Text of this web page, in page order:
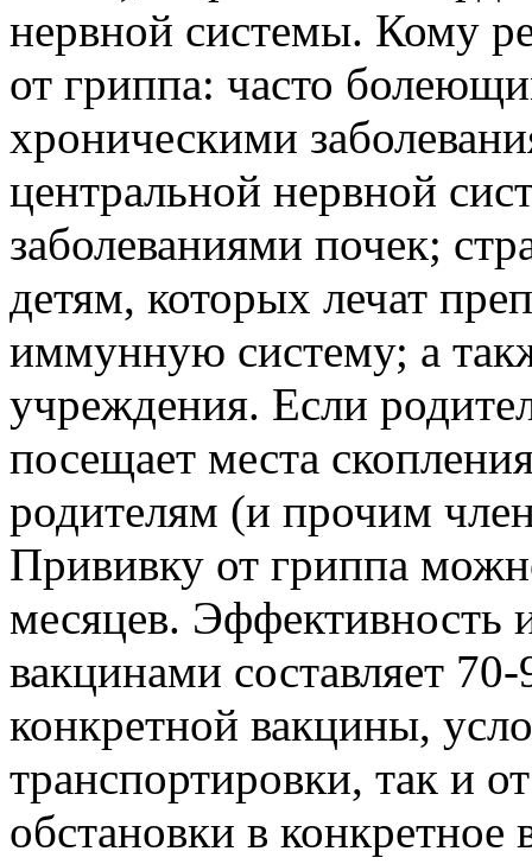
нервной системы. Кому
от гриппа: часто
хроническими
центральной нервной
заболеваниями почек;
детям, которых лечат
иммунную систему; а
учреждения. Если
посещает места
родителям (и прочим
Прививку от гриппа
месяцев.
вакцинами составляет
конкретной вакцины,
транспортировки, так и
обстановки в конкретное